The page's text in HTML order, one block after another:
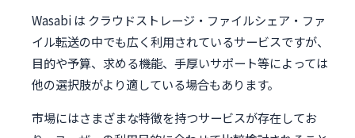
Wasabi は クラウドストレージ・ファイルシェア・ファ
イル転送の中でも広く利用されているサービスですが、
目的や予算、求める機能、手厚いサポート等によっては
他の選択肢がより適している場合もあります。
市場にはさまざまな特徴を持つサービスが存在してお